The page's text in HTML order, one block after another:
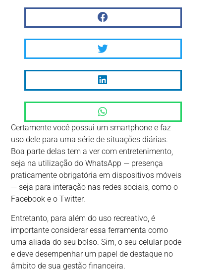
Certamente você possui um smartphone e faz
uso dele para uma série de situações diárias.
Boa parte delas tem a ver com entretenimento,
seja na utilização do WhatsApp — presença
praticamente obrigatória em dispositivos móveis
— seja para interação nas redes sociais, como o
Facebook e o Twitter.
Entretanto, para além do uso recreativo, é
importante considerar essa ferramenta como
uma aliada do seu bolso. Sim, o seu celular pode
e deve desempenhar um papel de destaque no
âmbito de sua gestão financeira.